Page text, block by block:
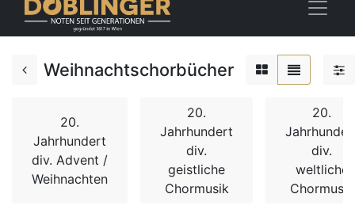
Weihnachtschorbücher
20.
Jahrhundert
div. Advent /
Weihnachten
20.
Jahrhundert
div.
geistliche
Chormusik
20.
div.
weltliche
Chormusik